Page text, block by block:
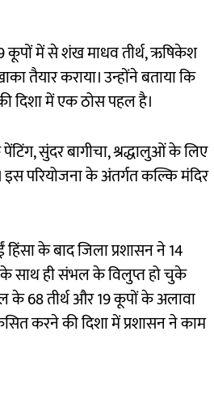
कूपों में से शंख माधव तीर्थ, ऋषिकेश
तैयार कराया। उन्होंने बताया कि
दिशा में एक ठोस पहल है।
सुंदर बागीचा, श्रद्धालुओं के लिए
परियोजना के अंतर्गत कल्कि मंदिर
के बाद जिला प्रशासन ने 14
साथ ही संभल के विलुप्त हो चुके
के 68 तीर्थ और 19 कूपों के अलावा
करने की दिशा में प्रशासन ने काम